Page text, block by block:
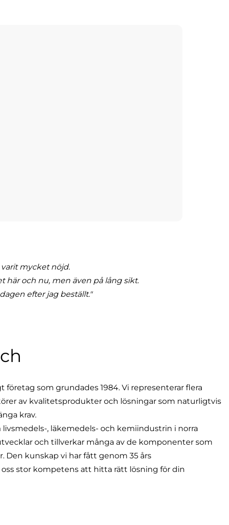
mycket nöjd.
här och nu, men även på lång sikt.
efter jag beställt."
företag som grundades 1984. Vi representerar flera
av kvalitetsprodukter och lösningar som naturligtvis
krav.
, läkemedels- och kemiindustrin i norra
och tillverkar många av de komponenter som
Den kunskap vi har fått genom 35 års
stor kompetens att hitta rätt lösning för din